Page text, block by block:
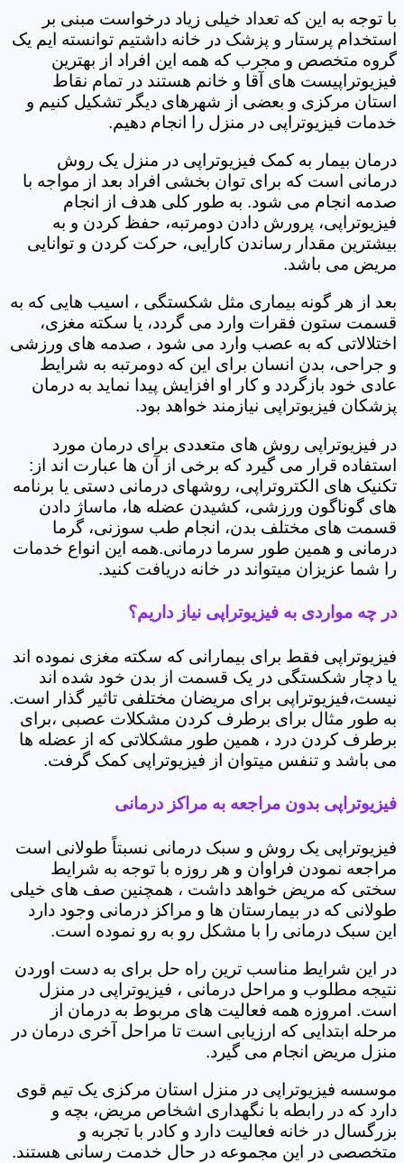
با توجه به این که تعداد خیلی زیاد درخواست مبنی بر
استخدام پرستار و پزشک در خانه داشتیم توانسته ایم یک
گروه متخصص و مجرب که همه این افراد از بهترین
فیزیوتراپیست های آقا و خانم هستند در تمام نقاط
استان مرکزی و بعضی از شهرهای دیگر تشکیل کنیم و
خدمات فیزیوتراپی در منزل را انجام دهیم.
درمان بیمار به کمک فیزیوتراپی در منزل یک روش
درمانی است که برای توان بخشی افراد بعد از مواجه با
صدمه انجام می شود. به طور کلی هدف از انجام
فیزیوتراپی، پرورش دادن دومرتبه، حفظ کردن و به
بیشترین مقدار رساندن کارایی، حرکت کردن و توانایی
مریض می باشد.
بعد از هر گونه بیماری مثل شکستگی ، اسیب هایی که به
قسمت ستون فقرات وارد می گردد، یا سکته مغزی،
اختلالاتی که به عصب وارد می شود ، صدمه های ورزشی
و جراحی، بدن انسان برای این که دومرتبه به شرایط
عادی خود بازگردد و کار او افزایش پیدا نماید به درمان
پزشکان فیزیوتراپی نیازمند خواهد بود.
در فیزیوتراپی روش های متعددی برای درمان مورد
استفاده قرار می گیرد که برخی از آن ها عبارت اند از:
تکنیک های الکتروتراپی، روشهای درمانی دستی یا برنامه
های گوناگون ورزشی، کشیدن عضله ها، ماساژ دادن
قسمت های مختلف بدن، انجام طب سوزنی، گرما
درمانی و همین طور سرما درمانی.همه این انواع خدمات
را شما عزیزان میتواند در خانه دریافت کنید.
در چه مواردی به فیزیوتراپی نیاز داریم؟
فیزیوتراپی فقط برای بیمارانی که سکته مغزی نموده اند
یا دچار شکستگی در یک قسمت از بدن خود شده اند
نیست،فیزیوتراپی برای مریضان مختلفی تاثیر گذار است.
به طور مثال برای برطرف کردن مشکلات عصبی ،برای
برطرف کردن درد ، همین طور مشکلاتی که از عضله ها
می باشد و تنفس میتوان از فیزیوتراپی کمک گرفت.
فیزیوتراپی بدون مراجعه به مراکز درمانی
فیزیوتراپی یک روش و سبک درمانی نسبتاً طولانی است
مراجعه نمودن فراوان و هر روزه با توجه به شرایط
سختی که مریض خواهد داشت ، همچنین صف های خیلی
طولانی که در بیمارستان ها و مراکز درمانی وجود دارد
این سبک درمانی را با مشکل رو به رو نموده است.
در این شرایط مناسب ترین راه حل برای به دست اوردن
نتیجه مطلوب و مراحل درمانی ، فیزیوتراپی در منزل
است. امروزه همه فعالیت های مربوط به درمان از
مرحله ابتدایی که ارزیابی است تا مراحل آخری درمان در
منزل مریض انجام می گیرد.
موسسه فیزیوتراپی در منزل استان مرکزی یک تیم قوی
دارد که در رابطه با نگهداری اشخاص مریض، بچه و
بزرگسال در خانه فعالیت دارد و کادر با تجربه و
متخصصی در این مجموعه در حال خدمت رسانی هستند.